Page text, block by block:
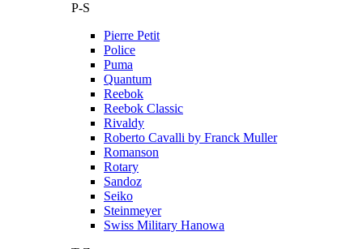
P-S
Pierre Petit
Police
Puma
Quantum
Reebok
Reebok Classic
Rivaldy
Roberto Cavalli by Franck Muller
Romanson
Rotary
Sandoz
Seiko
Steinmeyer
Swiss Military Hanowa